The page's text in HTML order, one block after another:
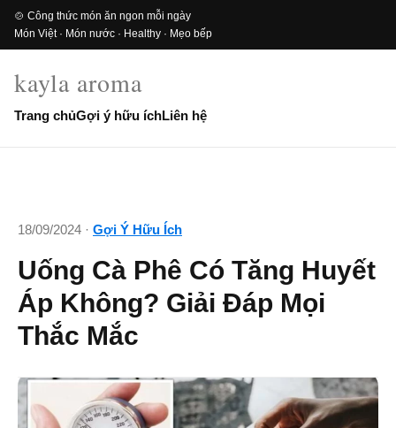
🍲 Công thức món ăn ngon mỗi ngày
Món Việt · Món nước · Healthy · Mẹo bếp
kayla aroma
Trang chủGợi ý hữu íchLiên hệ
18/09/2024 · Gợi Ý Hữu Ích
Uống Cà Phê Có Tăng Huyết
Áp Không? Giải Đáp Mọi
Thắc Mắc